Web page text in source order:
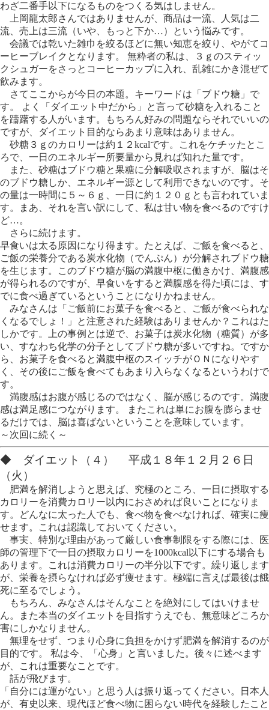
わざ二番手以下になるものをつくる気はしません。
上岡龍太郎さんではありませんが、商品は一流、人気は二
流、売上は三流（いや、もっと下か…）という悩みです。
会議では乾いた雑巾を絞るほどに無い知恵を絞り、やがてコ
ーヒーブレイクとなります。 無粋者の私は、３ｇのスティッ
クシュガーをさっとコーヒーカップに入れ、乱雑にかき混ぜて
飲みます。
さてここからが今日の本題。キーワードは「ブドウ糖」で
す。 よく「ダイエット中だから」と言って砂糖を入れること
を躊躇する人がいます。もちろん好みの問題ならそれでいいの
ですが、ダイエット目的ならあまり意味はありません。
砂糖３ｇのカロリーは約１２kcalです。これをケチッたとこ
ろで、一日のエネルギー所要量から見れば知れた量です。
また、砂糖はブドウ糖と果糖に分解吸収されますが、脳はそ
のブドウ糖しか、エネルギー源として利用できないのです。そ
の量は一時間に５～６ｇ、一日に約１２０ｇとも言われていま
す。まあ、それを言い訳にして、私は甘い物を食べるのですけ
ど…。
さらに続けます。
早食いは太る原因になり得ます。たとえば、ご飯を食べると、
ご飯の栄養分である炭水化物（でんぷん）が分解されブドウ糖
を生じます。このブドウ糖が脳の満腹中枢に働きかけ、満腹感
が得られるのですが、早食いをすると満腹感を得た頃には、す
でに食べ過ぎているということになりかねません。
みなさんは「ご飯前にお菓子を食べると、ご飯が食べられな
くなるでしょ！」と注意された経験はありませんか？これはた
しかです。上の事例とは逆で、お菓子は炭水化物（糖質）が多
い、すなわち化学の分子としてブドウ糖が多いですね。ですか
ら、お菓子を食べると満腹中枢のスイッチがＯＮになりやす
く、その後にご飯を食べてもあまり入らなくなるというわけで
す。
満腹感はお腹が感じるのではなく、脳が感じるのです。満腹
感は満足感につながります。 またこれは単にお腹を膨らませ
るだけでは、脳は喜ばないということを意味しています。
～次回に続く～
◆ ダイエット（４） 平成１８年１２月２６日
（火）
肥満を解消しようと思えば、究極のところ、一日に摂取する
カロリーを消費カロリー以内におさめれば良いことになりま
す。どんなに太った人でも、食べ物を食べなければ、確実に痩
せます。これは認識しておいてください。
事実、特別な理由があって厳しい食事制限をする際には、医
師の管理下で一日の摂取カロリーを1000kcal以下にする場合も
あります。これは消費カロリーの半分以下です。繰り返します
が、栄養を摂らなければ必ず痩せます。極端に言えば最後は餓
死に至るでしょう。
もちろん、みなさんはそんなことを絶対にしてはいけませ
ん。また本当のダイエットを目指すうえでも、無意味どころか
害にしかなりません。
無理をせず、つまり心身に負担をかけず肥満を解消するのが
目的です。 私は今、「心身」と言いました。後々に述べます
が、これは重要なことです。
話が飛びます。
「自分には運がない」と思う人は振り返ってください。日本人
が、有史以来、現代ほど食べ物に困らない時代を経験したこと